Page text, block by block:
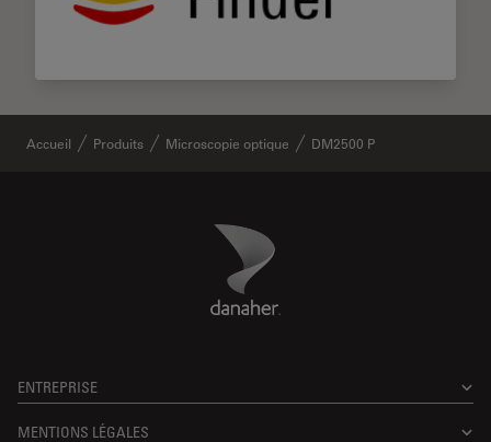
Accueil Produits Microscopie optique DM2500 P
Danaher Logo
ENTREPRISE
MENTIONS LÉGALES